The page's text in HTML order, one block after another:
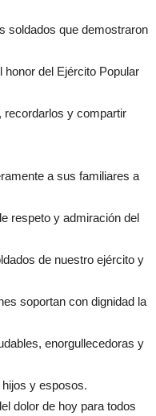
soldados que demostraron
honor del Ejército Popular
recordarlos y compartir
a sus familiares a
respeto y admiración del
de nuestro ejército y
soportan con dignidad la
enorgullecedoras y
y esposos.
dolor de hoy para todos